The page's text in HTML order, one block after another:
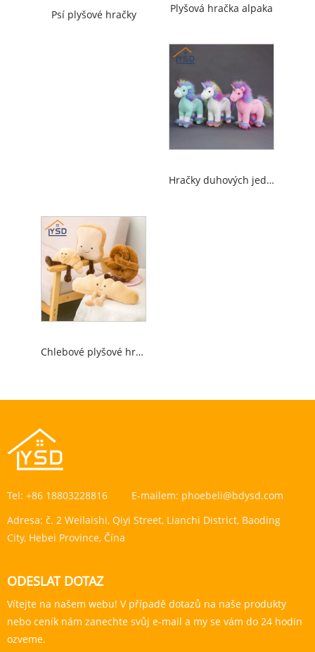
Psí plyšové hračky Plyšová hračka alpaka
Hračky duhových jednoroženských hraček
Chlebové plyšové hračky
Tel: +86 18803228816 E-mailem: phoebeli@bdysd.com
Adresa: č. 2 Weilaishi, Qiyi Street, Lianchi District, Baoding
City, Hebei Province, Čína
ODESLAT DOTAZ
Vítejte na našem webu! V případě dotazů na naše produkty
nebo ceník nám zanechte svůj e-mail a my se vám do 24 hodin
ozveme.